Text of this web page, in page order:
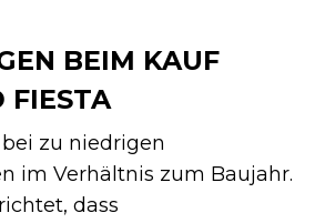
BEIM KAUF
FIESTA
zu niedrigen
im Verhältnis zum Baujahr.
dass